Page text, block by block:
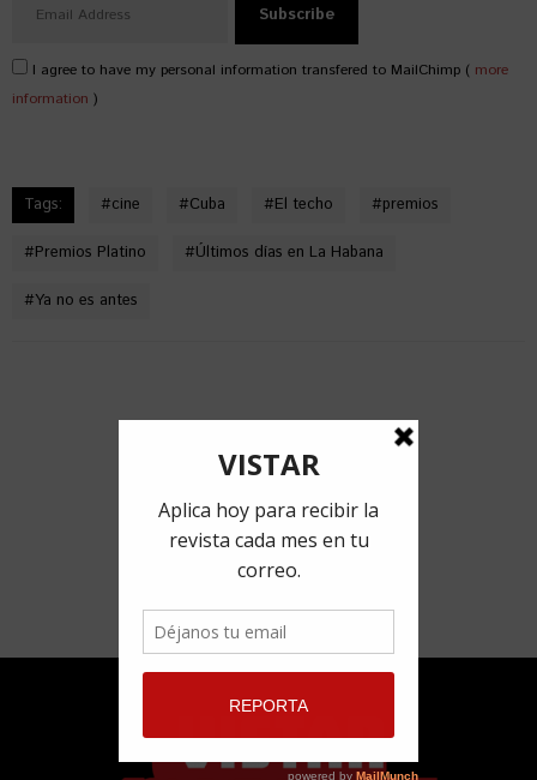
I agree to have my personal information transfered to MailChimp ( more
information )
Tags: #cine #Cuba #El techo #premios
#Premios Platino #Últimos días en La Habana
#Ya no es antes